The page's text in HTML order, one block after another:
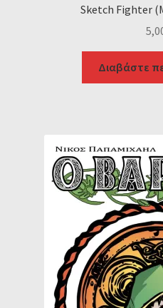
Sketch Fighter
Διαβάστε